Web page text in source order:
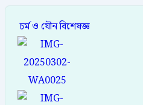
চর্ম ও যৌন বিশেষজ্ঞ